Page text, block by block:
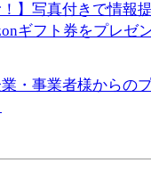
！】写真付きで情報
ギフト券をプレゼ
・事業者様からの